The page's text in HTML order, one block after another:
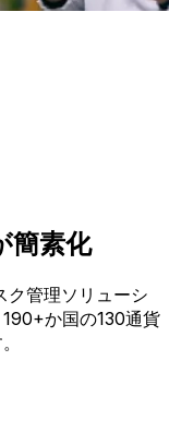
簡素化
ク管理ソリューシ
か国の130通貨